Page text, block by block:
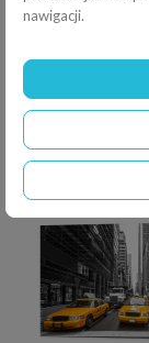
nawigacji.